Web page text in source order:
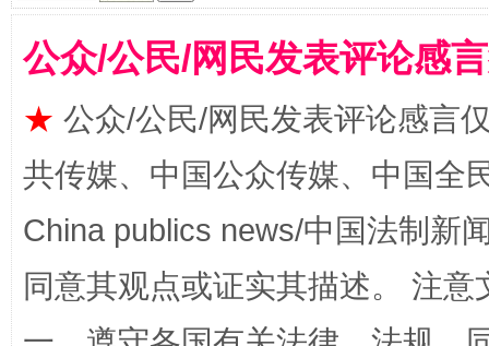
公众/公民/网民发表评论感
★ 公众/公民/网民发表评论感言
共传媒、中国公众传媒、中国全
China publics news/中国法制新
同意其观点或证实其描述。 注